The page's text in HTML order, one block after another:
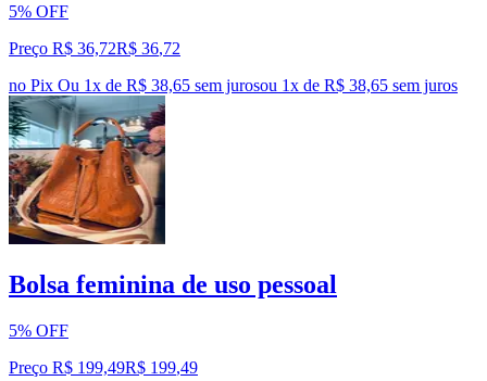
5% OFF
Preço R$ 36,72R$ 36,72
no Pix Ou 1x de R$ 38,65 sem jurosou 1x de R$ 38,65 sem juros
Bolsa feminina de uso pessoal
5% OFF
Preço R$ 199,49R$ 199,49